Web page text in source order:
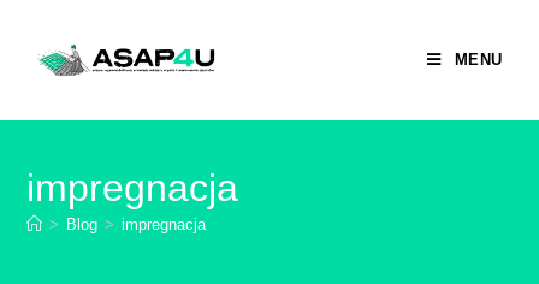
MENU
impregnacja
> Blog > impregnacja